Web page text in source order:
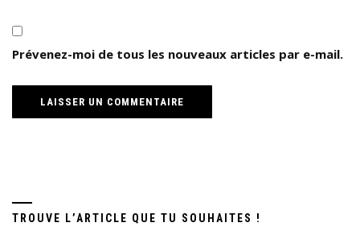
Prévenez-moi de tous les nouveaux articles par e-mail.
TROUVE L’ARTICLE QUE TU SOUHAITES !